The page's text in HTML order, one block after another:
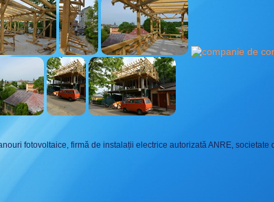
fotovoltaice, firmă de instalații electrice autorizată ANRE, societate